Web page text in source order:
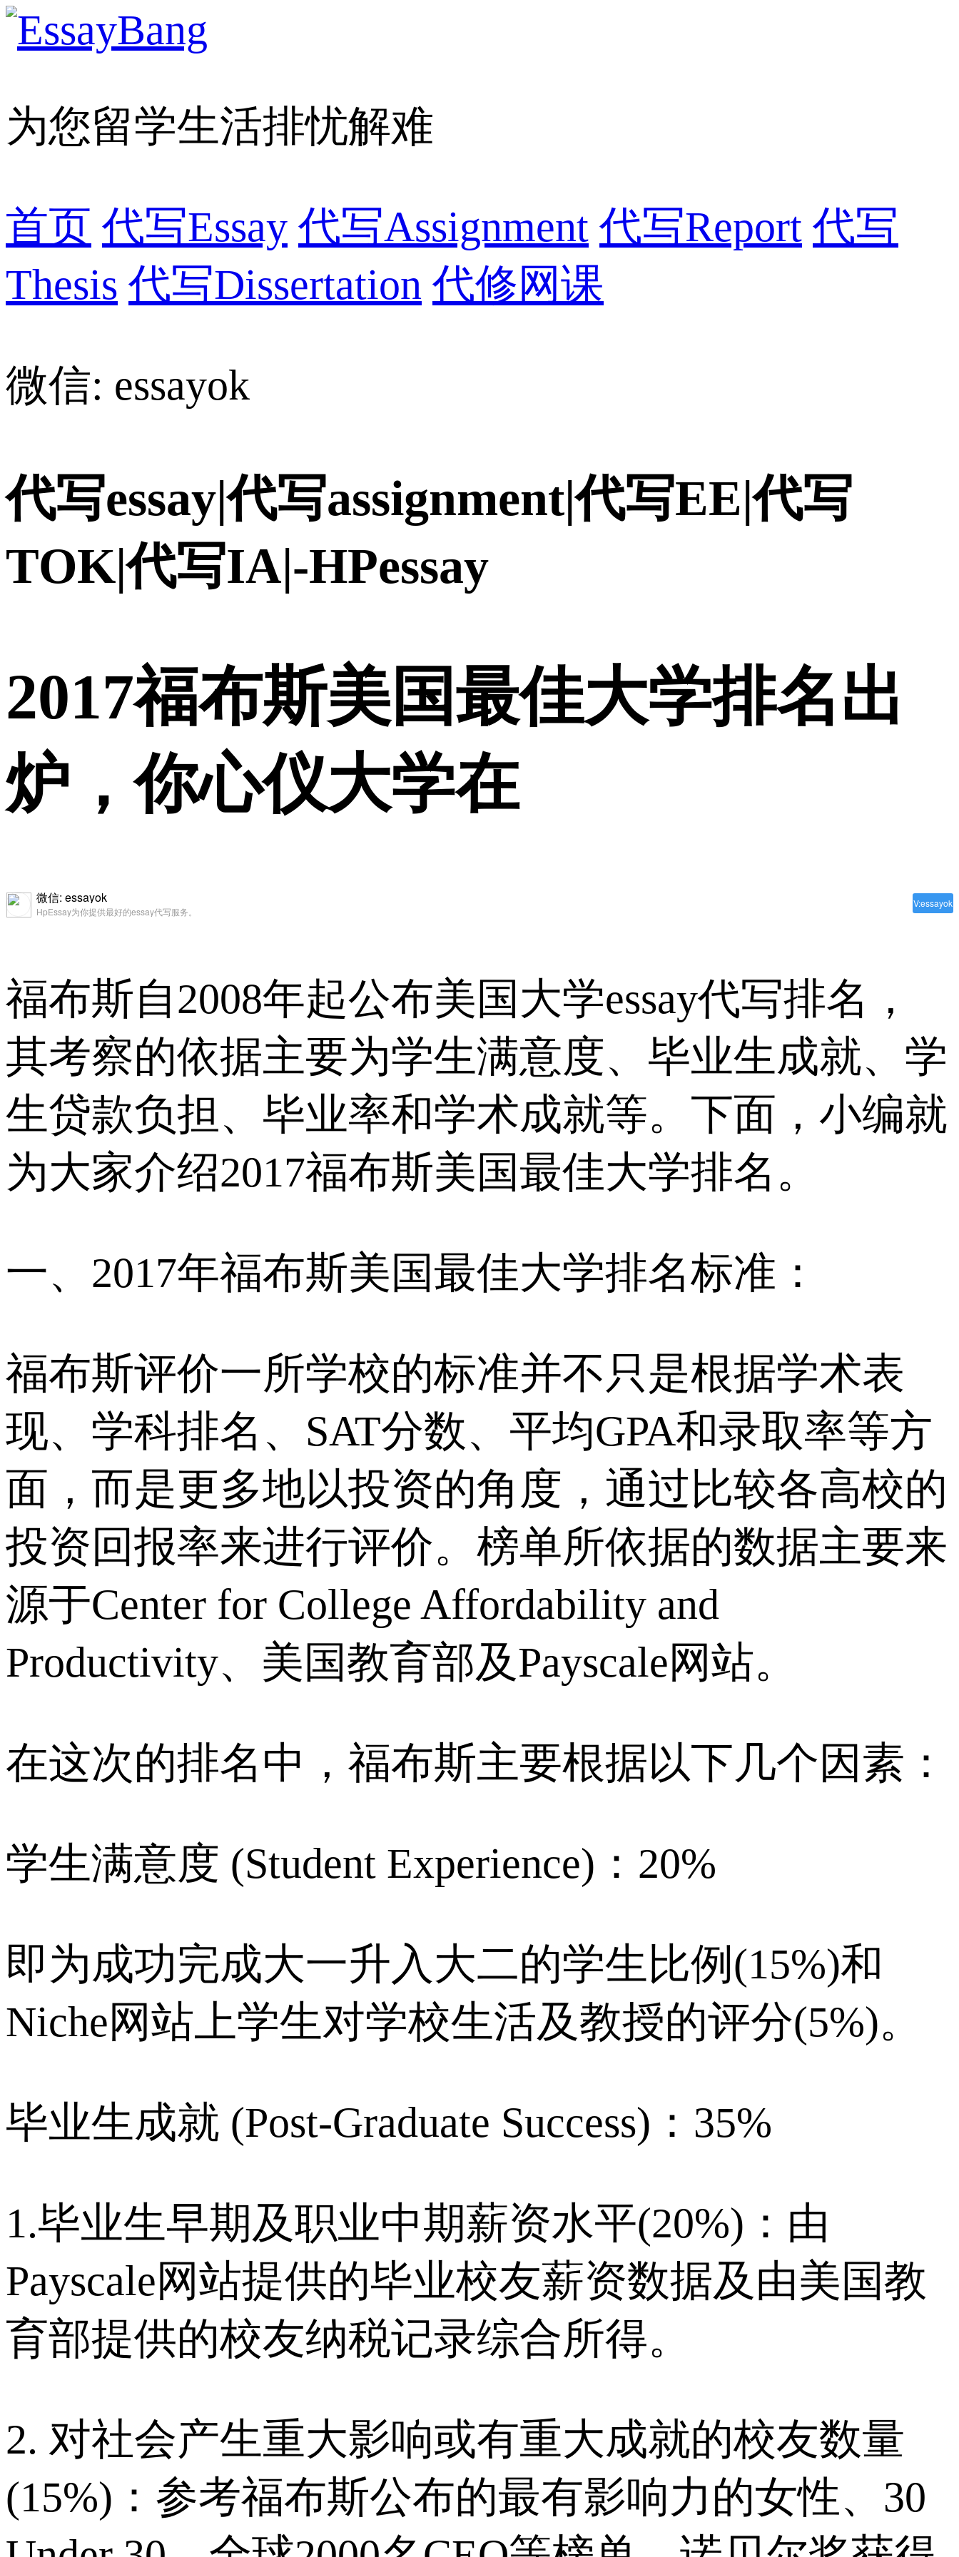
为您留学生活排忧解难
首页 代写Essay 代写Assignment 代写Report 代写
Thesis 代写Dissertation 代修网课
微信: essayok
代写essay|代写assignment|代写EE|代写
TOK|代写IA|-HPessay
2017福布斯美国最佳大学排名出
炉，你心仪大学在
V:essayok
微信: essayok
HpEssay为你提供最好的essay代写服务。
福布斯自2008年起公布美国大学essay代写排名，
其考察的依据主要为学生满意度、毕业生成就、学
生贷款负担、毕业率和学术成就等。下面，小编就
为大家介绍2017福布斯美国最佳大学排名。
一、2017年福布斯美国最佳大学排名标准：
福布斯评价一所学校的标准并不只是根据学术表
现、学科排名、SAT分数、平均GPA和录取率等方
面，而是更多地以投资的角度，通过比较各高校的
投资回报率来进行评价。榜单所依据的数据主要来
源于Center for College Affordability and
Productivity、美国教育部及Payscale网站。
在这次的排名中，福布斯主要根据以下几个因素：
学生满意度 (Student Experience)：20%
即为成功完成大一升入大二的学生比例(15%)和
Niche网站上学生对学校生活及教授的评分(5%)。
毕业生成就 (Post-Graduate Success)：35%
1.毕业生早期及职业中期薪资水平(20%)：由
Payscale网站提供的毕业校友薪资数据及由美国教
育部提供的校友纳税记录综合所得。
2. 对社会产生重大影响或有重大成就的校友数量
(15%)：参考福布斯公布的最有影响力的女性、30